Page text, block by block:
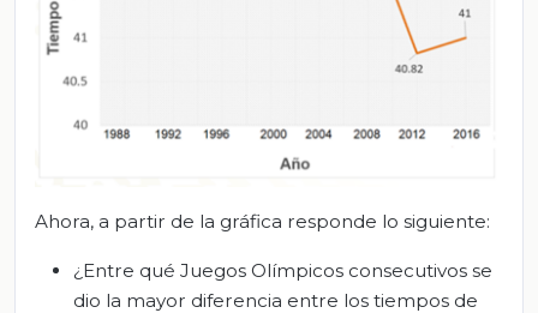
Ahora, a partir de la gráfica responde lo siguiente:
¿Entre qué Juegos Olímpicos consecutivos se
dio la mayor diferencia entre los tiempos de